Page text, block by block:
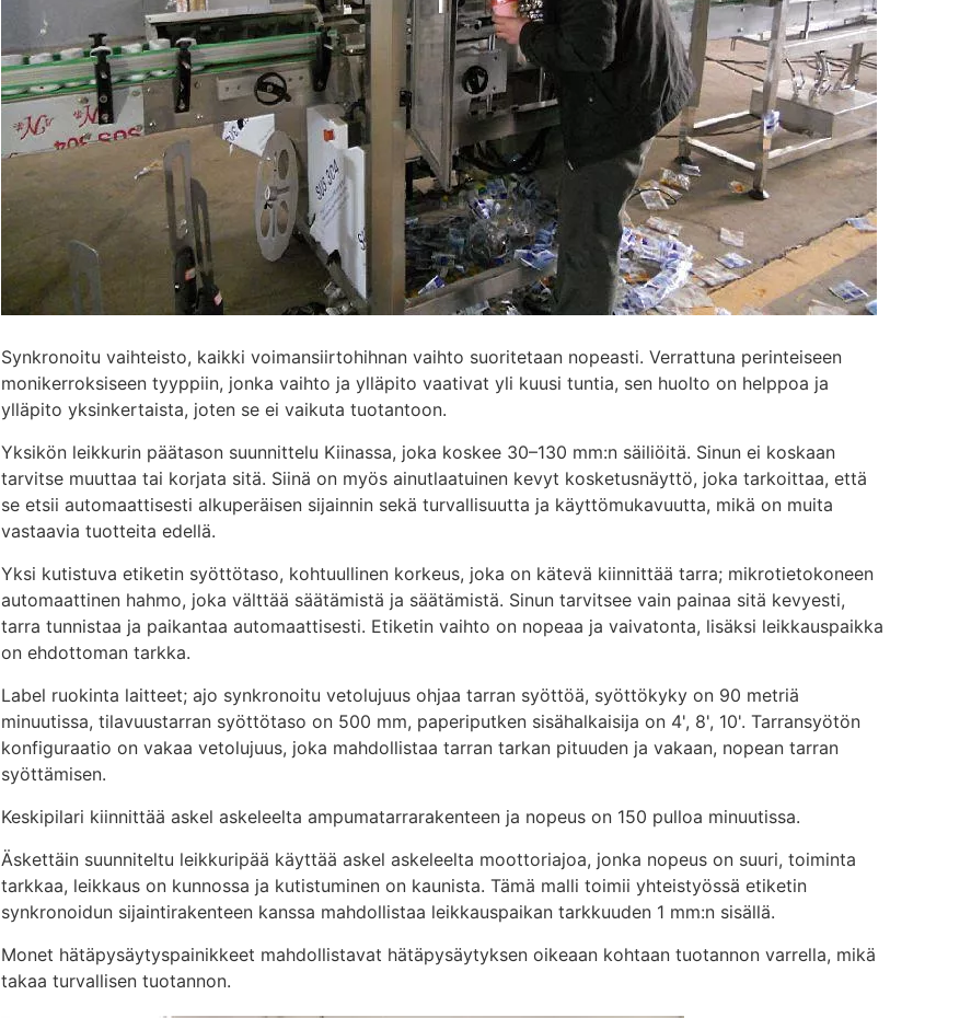
Synkronoitu vaihteisto, kaikki voimansiirtohihnan vaihto suoritetaan nopeasti. Verrattuna perinteiseen
monikerroksiseen tyyppiin, jonka vaihto ja ylläpito vaativat yli kuusi tuntia, sen huolto on helppoa ja
ylläpito yksinkertaista, joten se ei vaikuta tuotantoon.
Yksikön leikkurin päätason suunnittelu Kiinassa, joka koskee 30–130 mm:n säiliöitä. Sinun ei koskaan
tarvitse muuttaa tai korjata sitä. Siinä on myös ainutlaatuinen kevyt kosketusnäyttö, joka tarkoittaa, että
se etsii automaattisesti alkuperäisen sijainnin sekä turvallisuutta ja käyttömukavuutta, mikä on muita
vastaavia tuotteita edellä.
Yksi kutistuva etiketin syöttötaso, kohtuullinen korkeus, joka on kätevä kiinnittää tarra; mikrotietokoneen
automaattinen hahmo, joka välttää säätämistä ja säätämistä. Sinun tarvitsee vain painaa sitä kevyesti,
tarra tunnistaa ja paikantaa automaattisesti. Etiketin vaihto on nopeaa ja vaivatonta, lisäksi leikkauspaikka
on ehdottoman tarkka.
Label ruokinta laitteet; ajo synkronoitu vetolujuus ohjaa tarran syöttöä, syöttökyky on 90 metriä
minuutissa, tilavuustarran syöttötaso on 500 mm, paperiputken sisähalkaisija on 4', 8', 10'. Tarransyötön
konfiguraatio on vakaa vetolujuus, joka mahdollistaa tarran tarkan pituuden ja vakaan, nopean tarran
syöttämisen.
Keskipilari kiinnittää askel askeleelta ampumatarrarakenteen ja nopeus on 150 pulloa minuutissa.
Äskettäin suunniteltu leikkuripää käyttää askel askeleelta moottoriajoa, jonka nopeus on suuri, toiminta
tarkkaa, leikkaus on kunnossa ja kutistuminen on kaunista. Tämä malli toimii yhteistyössä etiketin
synkronoidun sijaintirakenteen kanssa mahdollistaa leikkauspaikan tarkkuuden 1 mm:n sisällä.
Monet hätäpysäytyspainikkeet mahdollistavat hätäpysäytyksen oikeaan kohtaan tuotannon varrella, mikä
takaa turvallisen tuotannon.